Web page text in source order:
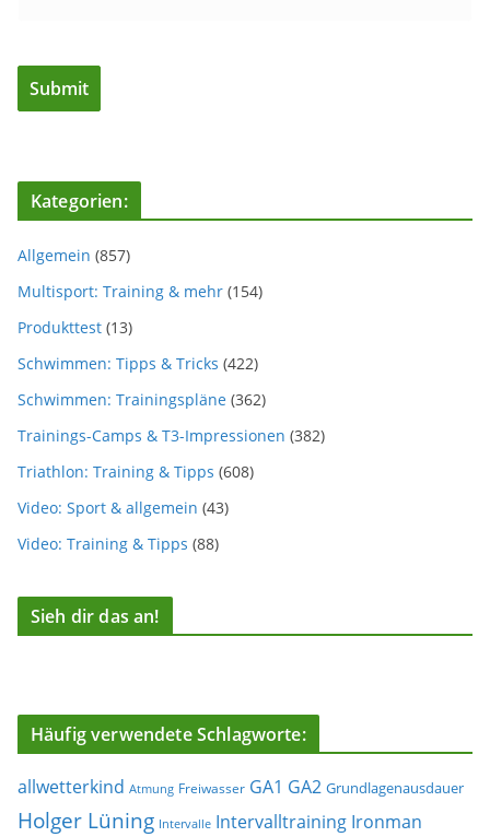
Kategorien:
Allgemein (857)
Multisport: Training & mehr (154)
Produkttest (13)
Schwimmen: Tipps & Tricks (422)
Schwimmen: Trainingspläne (362)
Trainings-Camps & T3-Impressionen (382)
Triathlon: Training & Tipps (608)
Video: Sport & allgemein (43)
Video: Training & Tipps (88)
Sieh dir das an!
Häufig verwendete Schlagworte:
allwetterkind Atmung Freiwasser GA1 GA2 Grundlagenausdauer
Holger Lüning Intervalle Intervalltraining Ironman